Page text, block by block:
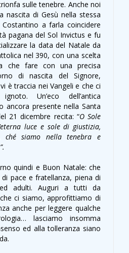
sulle tenebre. Anche noi
nascita di Gesù nella stessa
a farla coincidere
pagana del Sol Invictus e fu
la data del Natale da
nel 390, con una scelta
che fare con una precisa
di nascita del Signore,
è traccia nei Vangeli e che ci
Un’eco dell’antica
ancora presente nella Santa
21 dicembre recita: “O Sole
luce e sole di giustizia,
ché siamo nella tenebra e
quindi e Buon Natale: che
pace e fratellanza, piena di
adulti. Auguri a tutti da
ci siamo, approfittiamo di
anche per leggere qualche
lasciamo insomma
ed alla tolleranza siano